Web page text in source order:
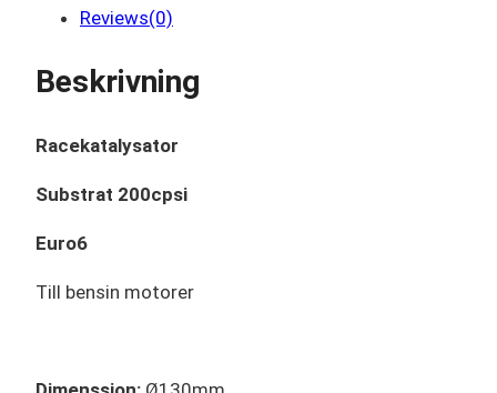
Reviews(0)
Beskrivning
Racekatalysator
Substrat 200cpsi
Euro6
Till bensin motorer